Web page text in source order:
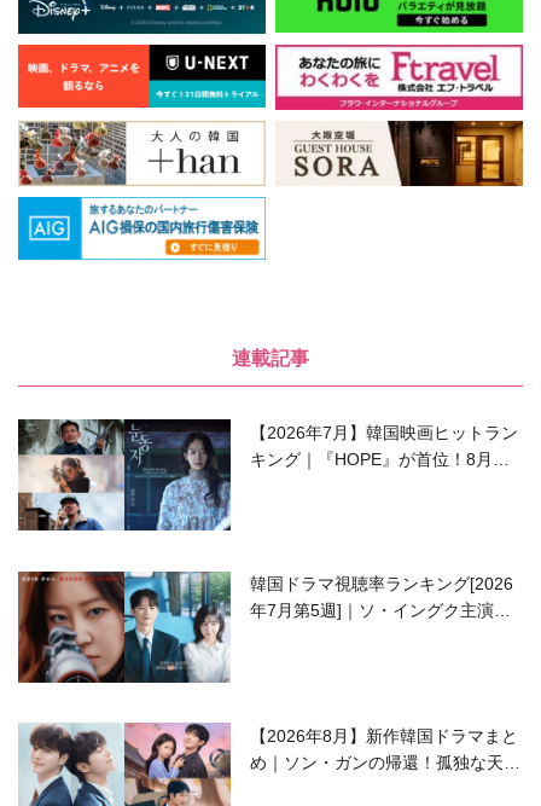
連載記事
【2026年7月】韓国映画ヒットラン
キング｜『HOPE』が首位！8月公
韓国ドラマ視聴率ランキング[2026
年7月第5週]｜ソ・イングク主演の
【2026年8月】新作韓国ドラマまと
め｜ソン・ガンの帰還！孤独な天才